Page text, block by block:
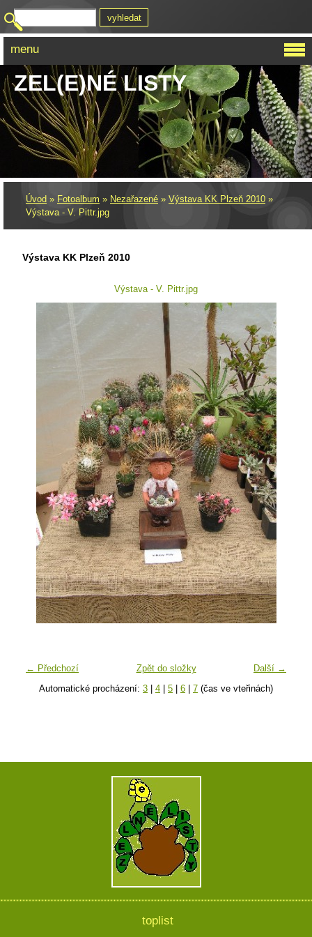
ZEL(E)NÉ LISTY
Úvod » Fotoalbum » Nezařazené » Výstava KK Plzeň 2010 »
Výstava - V. Pittr.jpg
Výstava KK Plzeň 2010
Výstava - V. Pittr.jpg
← Předchozí Další →
Zpět do složky
Automatické procházení: 3 4 5 6 7 (čas ve vteřinách)
menu
toplist